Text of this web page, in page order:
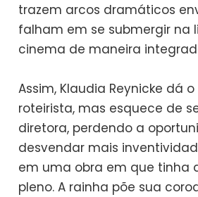
trazem arcos dramáticos
falham em se submergir na
cinema de maneira
Assim, Klaudia Reynicke dá
roteirista, mas esquece de
diretora, perdendo a
desvendar mais
em uma obra em que tinha
pleno. A rainha põe sua